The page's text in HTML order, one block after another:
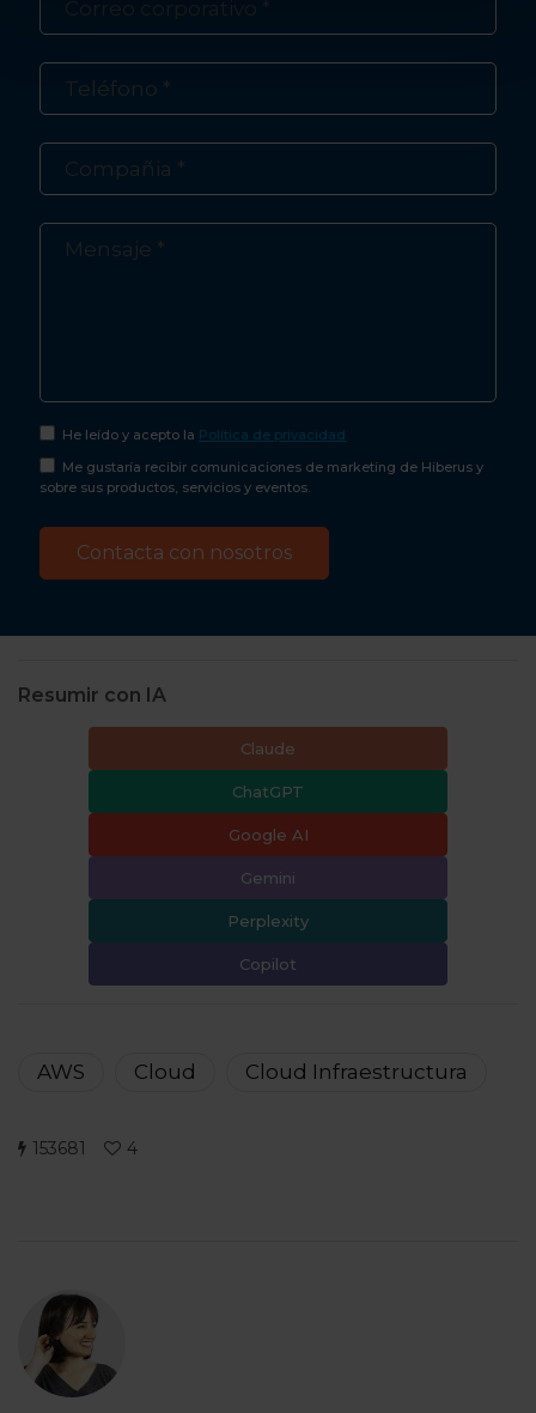
He leído y acepto la Política de privacidad
Me gustaría recibir comunicaciones de marketing de Hiberus y
sobre sus productos, servicios y eventos.
Resumir con IA
Claude
ChatGPT
Google AI
Gemini
Perplexity
Copilot
AWS Cloud Cloud Infraestructura
153681 4